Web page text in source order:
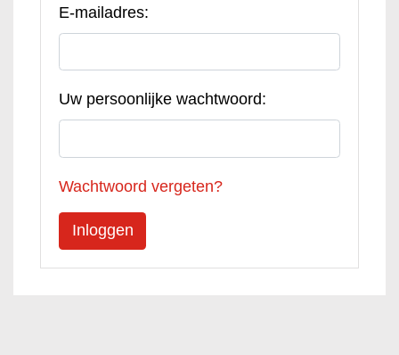
E-mailadres:
Uw persoonlijke wachtwoord:
Wachtwoord vergeten?